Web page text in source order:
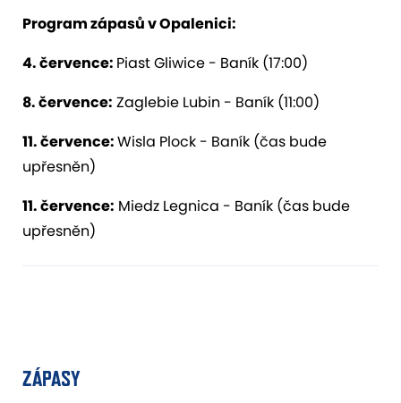
Program zápasů v Opalenici:
4. července: Piast Gliwice - Baník (17:00)
8. července: Zaglebie Lubin - Baník (11:00)
11. července:Wisla Plock - Baník (čas bude
upřesněn)
11. července: Miedz Legnica - Baník (čas bude
upřesněn)
ZÁPASY